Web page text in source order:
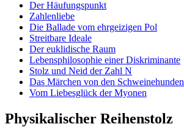
Der Häufungspunkt
Zahlenliebe
Die Ballade vom ehrgeizigen Pol
Streitbare Ideale
Der euklidische Raum
Lebensphilosophie einer Diskriminante
Stolz und Neid der Zahl N
Das Märchen von den Schweinehunden
Vom Liebesglück der Myonen
Physikalischer Reihenstolz